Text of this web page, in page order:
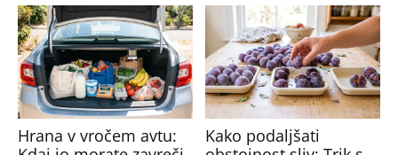
Hrana v vročem avtu:
Kako podaljšati